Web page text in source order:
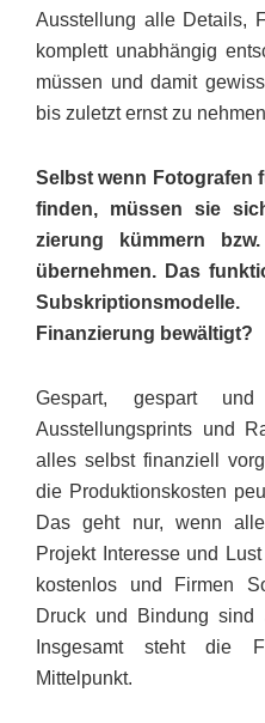
Ausstellung alle Details,
komplett unabhängig
müssen und damit
bis zuletzt ernst zu
Selbst wenn Fotografen
finden, müssen sie
zierung kümmern
übernehmen. Das
Finanzierung bewältigt?
Gespart, gespart
Ausstellungsprints und
alles selbst finanziell
die Produktions­kosten
Das geht nur, wenn
Projekt Inter­esse und
kostenlos und Firmen
Druck und Bindung sind
Insge­samt steht die
Mittelpunkt.